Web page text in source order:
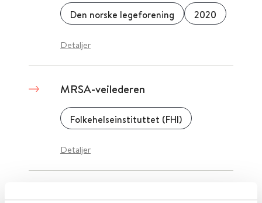
Den norske legeforening 2020
Detaljer
MRSA-veilederen
Folkehelseinstituttet (FHI)
Detaljer